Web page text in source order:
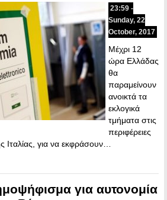
23:59 -
Sunday, 22
October, 2017
Μέχρι 12
ώρα Ελλάδας
θα
παραμείνουν
ανοικτά τα
εκλογικά
τμήματα στις
περιφέρειες
Ιταλίας, για να εκφράσουν…
για αυτονομία